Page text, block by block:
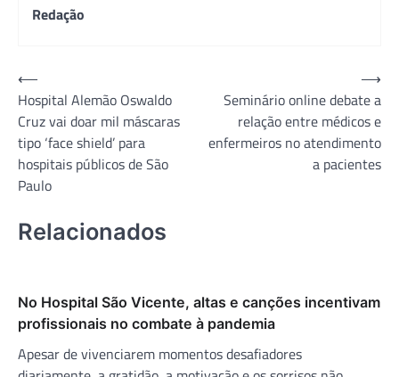
Redação
Navegação
de
Post
⟵
Hospital Alemão Oswaldo
Cruz vai doar mil máscaras
tipo ‘face shield’ para
hospitais públicos de São
Paulo
Seminário online debate a
relação entre médicos e
enfermeiros no atendimento
a pacientes
⟶
Relacionados
No Hospital São Vicente, altas e canções incentivam
profissionais no combate à pandemia
Apesar de vivenciarem momentos desafiadores